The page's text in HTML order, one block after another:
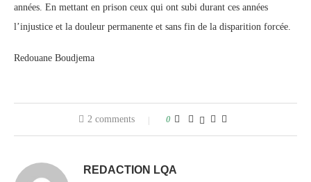
années. En mettant en prison ceux qui ont subi durant ces années
l’injustice et la douleur permanente et sans fin de la disparition forcée.
Redouane Boudjema
2 comments 0
REDACTION LQA